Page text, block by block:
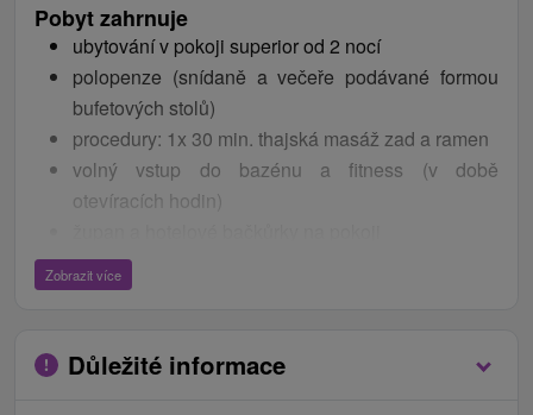
Pobyt zahrnuje
ubytování v pokoji superior od 2 nocí
polopenze (snídaně a večeře podávané formou
bufetových stolů)
procedury: 1x 30 min. thajská masáž zad a ramen
volný vstup do bazénu a fitness (v době
otevíracích hodin)
WiFi
zdarma.
Zobrazit více
Důležité informace